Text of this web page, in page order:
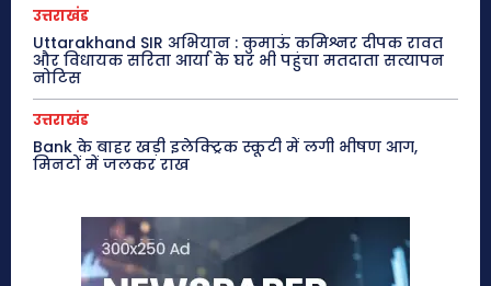
उत्तराखंड
Uttarakhand SIR अभियान : कुमाऊं कमिश्नर दीपक रावत
और विधायक सरिता आर्या के घर भी पहुंचा मतदाता सत्यापन
नोटिस
उत्तराखंड
Bank के बाहर खड़ी इलेक्ट्रिक स्कूटी में लगी भीषण आग,
मिनटों में जलकर राख